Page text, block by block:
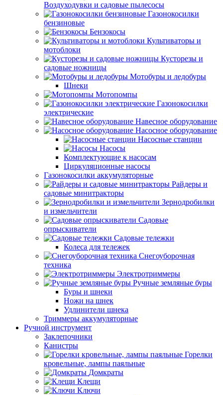
Воздуходувки и садовые пылесосы
Газонокосилки
бензиновые
Бензокосы
Культиваторы и
мотоблоки
Кусторезы и
садовые ножницы
Мотобуры и ледобуры
Шнеки
Мотопомпы
Газонокосилки
электрические
Навесное оборудование
Насосное оборудование
Насосные станции
Насосы
Комплектующие к насосам
Циркуляционные насосы
Газонокосилки аккумуляторные
Райдеры и
садовые минитракторы
Зернодробилки
и измельчители
Садовые
опрыскиватели
Садовые тележки
Колеса для тележек
Снегоуборочная
техника
Электротриммеры
Ручные земляные буры
Буры и шнеки
Ножи на шнек
Удлинители шнека
Триммеры аккумуляторные
Ручной инструмент
Заклепочники
Канистры
Горелки
кровельные, лампы паяльные
Домкраты
Клещи
Ключи